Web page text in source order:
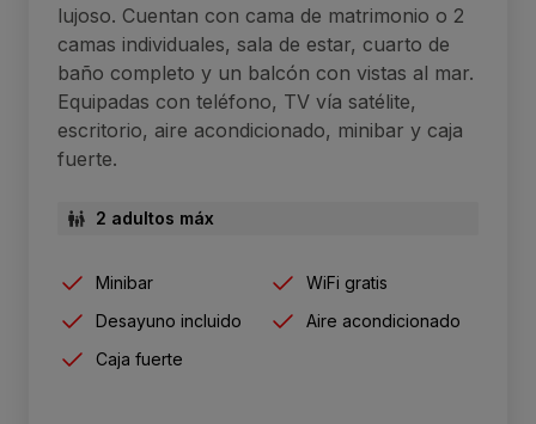
lujoso. Cuentan con cama de matrimonio o 2
camas individuales, sala de estar, cuarto de
baño completo y un balcón con vistas al mar.
Equipadas con teléfono, TV vía satélite,
escritorio, aire acondicionado, minibar y caja
fuerte.
2 adultos máx
Minibar
WiFi gratis
Desayuno incluido
Aire acondicionado
Caja fuerte